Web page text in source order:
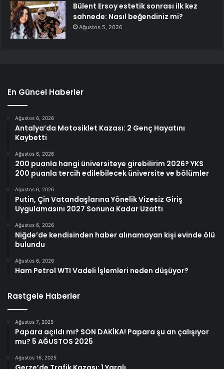
Bülent Ersoy estetik sonrası ilk kez
sahnede: Nasıl beğendiniz mi?
Ağustos 5, 2026
En Güncel Haberler
Ağustos 6, 2026
Antalya’da Motosiklet Kazası: 2 Genç Hayatını
Kaybetti
Ağustos 6, 2026
200 puanla hangi üniversiteye girebilirim 2026? YKS
200 puanla tercih edilebilecek üniversite ve bölümler
Ağustos 6, 2026
Putin, Çin Vatandaşlarına Yönelik Vizesiz Giriş
Uygulamasını 2027 Sonuna Kadar Uzattı
Ağustos 6, 2026
Niğde’de kendisinden haber alınamayan kişi evinde ölü
bulundu
Ağustos 6, 2026
Ham Petrol WTI Vadeli İşlemleri neden düşüyor?
Rastgele Haberler
Ağustos 7, 2025
Papara açıldı mı? SON DAKİKA! Papara şu an çalışıyor
mu? 5 AĞUSTOS 2025
Ağustos 16, 2025